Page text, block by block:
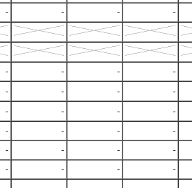
- - -
-
- - -
-
- - -
-
- - -
-
- - -
-
- - -
-
- - -
-